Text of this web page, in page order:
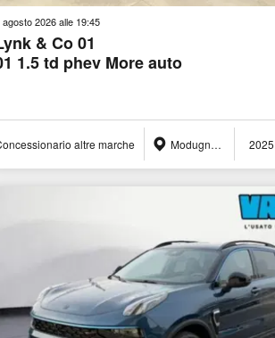
agosto 2026 alle 19:45
& Co 01
1.5 td phev More auto
altre marche Modugno (BA) 2025